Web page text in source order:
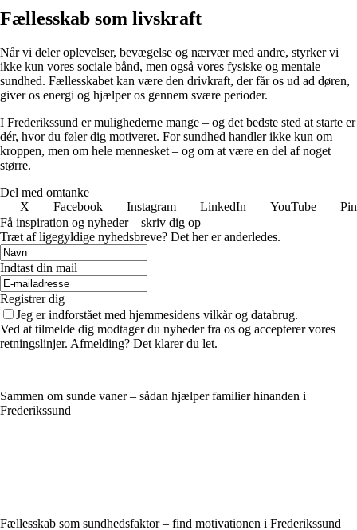
Fællesskab som livskraft
Når vi deler oplevelser, bevægelse og nærvær med andre, styrker vi
ikke kun vores sociale bånd, men også vores fysiske og mentale
sundhed. Fællesskabet kan være den drivkraft, der får os ud ad døren,
giver os energi og hjælper os gennem svære perioder.
I Frederikssund er mulighederne mange – og det bedste sted at starte er
dér, hvor du føler dig motiveret. For sundhed handler ikke kun om
kroppen, men om hele mennesket – og om at være en del af noget
større.
Del med omtanke
X
Facebook Instagram LinkedIn YouTube
Få inspiration og nyheder – skriv dig op
Træt af ligegyldige nyhedsbreve? Det her er anderledes.
Indtast din mail
Registrer dig
Jeg er indforstået med hjemmesidens vilkår og databrug.
Ved at tilmelde dig modtager du nyheder fra os og accepterer vores
retningslinjer. Afmelding? Det klarer du let.
Sammen om sunde vaner – sådan hjælper familier hinanden i
Frederikssund
Fællesskab som sundhedsfaktor – find motivationen i Frederikssund